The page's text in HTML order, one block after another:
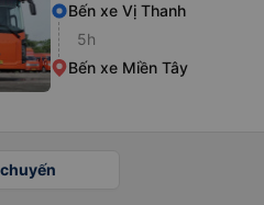
Bến xe Vị Thanh
5h
Bến xe Miền Tây